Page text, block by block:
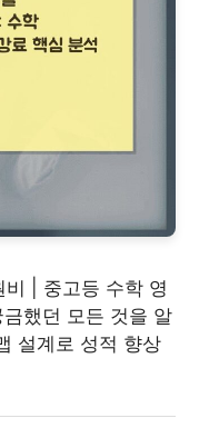
| 중고등 수학 영
했던 모든 것을 알
설계로 성적 향상